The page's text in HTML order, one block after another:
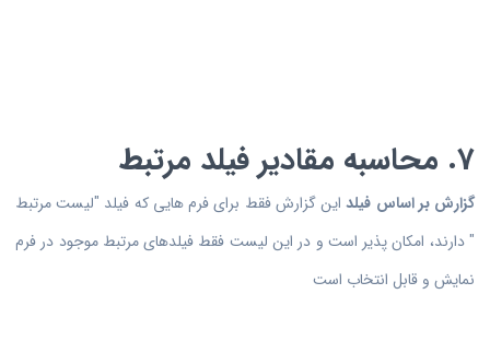
7. محاسبه مقادیر فیلد مرتبط
گزارش بر اساس فیلداین گزارش فقط برای فرم هایی که فیلد "لیست مرتبط
" دارند، امکان پذیر است و در این لیست فقط فیلدهای مرتبط موجود در فرم
نمایش و قابل انتخاب است